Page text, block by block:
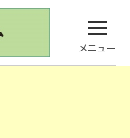
メニュー